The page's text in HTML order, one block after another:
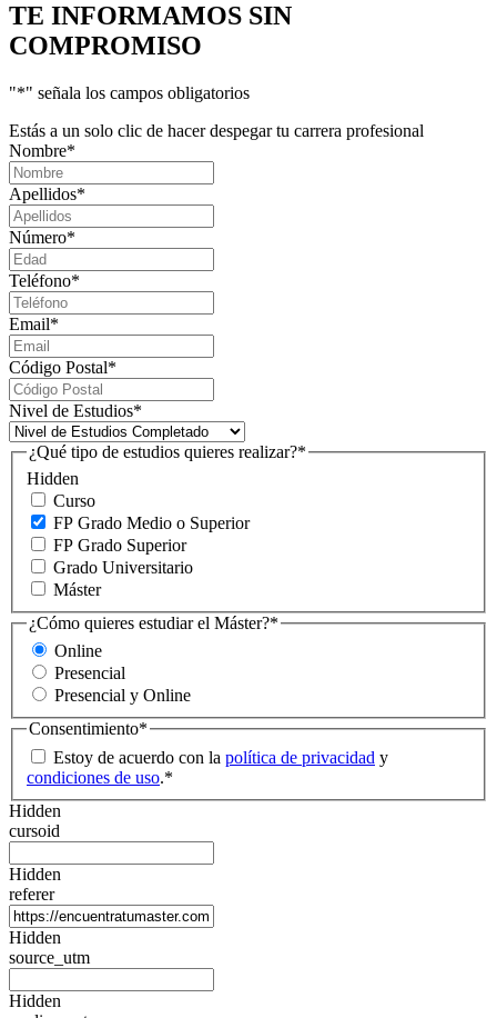
TE INFORMAMOS SIN
COMPROMISO
"*" señala los campos obligatorios
Estás a un solo clic de hacer despegar tu carrera profesional
Nombre*
Apellidos*
Número*
Teléfono*
Email*
Código Postal*
Nivel de Estudios*
Hidden
¿Qué tipo de estudios quieres realizar?*
Curso
FP Grado Medio o Superior
FP Grado Superior
Grado Universitario
Máster
¿Cómo quieres estudiar el Máster?*
Online
Presencial
Presencial y Online
Consentimiento*
Estoy de acuerdo con la política de privacidad y
condiciones de uso.*
Hidden
cursoid
Hidden
referer
Hidden
source_utm
Hidden